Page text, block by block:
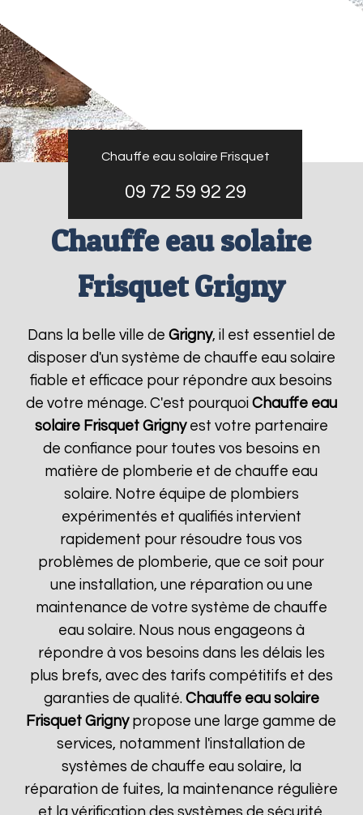
Chauffe eau solaire Frisquet
09 72 59 92 29
Chauffe eau solaire
Frisquet Grigny
Dans la belle ville de Grigny, il est essentiel de
disposer d'un système de chauffe eau solaire
fiable et efficace pour répondre aux besoins
de votre ménage. C'est pourquoi Chauffe eau
solaire Frisquet Grignyest votre partenaire
de confiance pour toutes vos besoins en
matière de plomberie et de chauffe eau
solaire. Notre équipe de plombiers
expérimentés et qualifiés intervient
rapidement pour résoudre tous vos
problèmes de plomberie, que ce soit pour
une installation, une réparation ou une
maintenance de votre système de chauffe
eau solaire. Nous nous engageons à
répondre à vos besoins dans les délais les
plus brefs, avec des tarifs compétitifs et des
garanties de qualité. Chauffe eau solaire
Frisquet Grignypropose une large gamme de
services, notamment l'installation de
systèmes de chauffe eau solaire, la
réparation de fuites, la maintenance régulière